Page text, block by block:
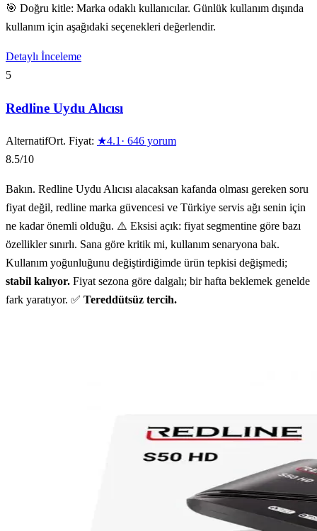
🎯 Doğru kitle: Marka odaklı kullanıcılar. Günlük kullanım dışında
kullanım için aşağıdaki seçenekleri değerlendir.
Detaylı İnceleme
5
Redline Uydu Alıcısı
AlternatifOrt. Fiyat: ★4.1 · 646 yorum
8.5/10
Bakın. Redline Uydu Alıcısı alacaksan kafanda olması gereken soru
fiyat değil, redline marka güvencesi ve Türkiye servis ağı senin için
ne kadar önemli olduğu. ⚠️ Eksisi açık: fiyat segmentine göre bazı
özellikler sınırlı. Sana göre kritik mi, kullanım senaryona bak.
Kullanım yoğunluğunu değiştirdiğimde ürün tepkisi değişmedi;
stabil kalıyor. Fiyat sezona göre dalgalı; bir hafta beklemek genelde
fark yaratıyor. ✅ Tereddütsüz tercih.